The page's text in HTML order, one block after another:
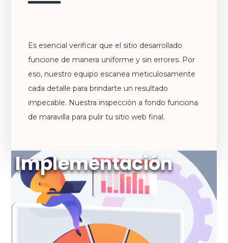
Es esencial verificar que el sitio desarrollado
funcione de manera uniforme y sin errores. Por
eso, nuestro equipo escanea meticulosamente
cada detalle para brindarte un resultado
impecable. Nuestra inspección a fondo funciona
de maravilla para pulir tu sitio web final.
Implementación